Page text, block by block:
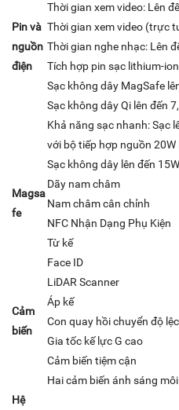
Pin và
nguồn
điện
Thời gian xem video: Lên
Thời gian xem video (trực
Thời gian nghe nhạc: Lên
Tích hợp pin sạc lithium-ion
Sạc không dây MagSafe
Sạc không dây Qi lên đến
Khả năng sạc nhanh: Sạc
với bộ tiếp hợp nguồn
Magsa
fe
Sạc không dây lên đến 15W
Dãy nam châm
Nam châm cân chỉnh
NFC Nhận Dạng Phụ Kiện
Từ kế
Cảm
biến
Face ID
LiDAR Scanner
Áp kế
Con quay hồi chuyển độ
Gia tốc kế lực G cao
Cảm biến tiệm cận
Hai cảm biến ánh sáng
Hệ